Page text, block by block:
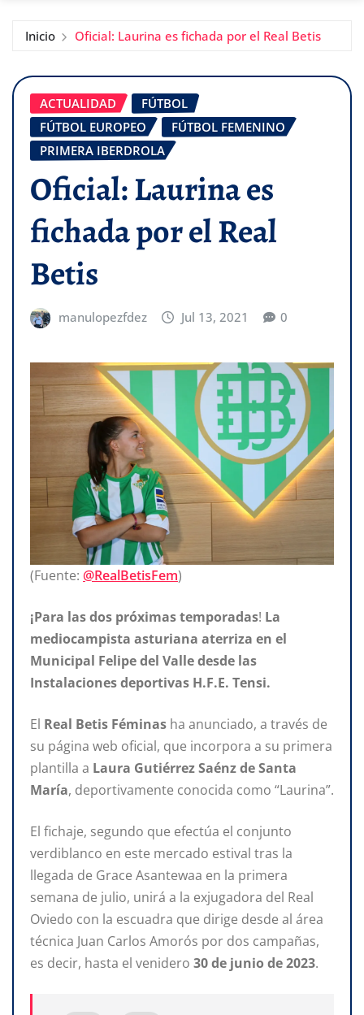
Inicio Oficial: Laurina es fichada por el Real Betis
ACTUALIDAD
FÚTBOL
FÚTBOL EUROPEO
FÚTBOL FEMENINO
PRIMERA IBERDROLA
Oficial: Laurina es
fichada por el Real
Betis
manulopezfdez Jul 13, 2021 0
(Fuente: @RealBetisFem)
¡Para las dos próximastemporadas! La
mediocampista asturiana aterriza en el
Municipal Felipedel Valledesde las
Instalaciones deportivas H.F.E. Tensi.
El Real Betis Féminas ha anunciado, a través de
su página web oficial, que incorpora a su primera
plantilla a Laura Gutiérrez Saénz de Santa
María, deportivamente conocida como “Laurina”.
El fichaje, segundo que efectúa el conjunto
verdiblanco en este mercado estival tras la
llegada de Grace Asantewaa en la primera
semana de julio, unirá a la exjugadora del Real
Oviedo con la escuadra que dirige desde al área
técnica Juan Carlos Amorós por dos campañas,
es decir, hasta el venidero 30de junio de2023.